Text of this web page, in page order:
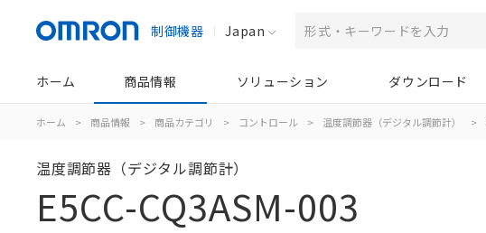
制御機器 Japan
ホーム 商品情報 ソリューション ダウンロード
ホーム > 商品情報 > 商品カテゴリ > コントロール > 温度調節器（デジタル調節計） >
温度調節器（デジタル調節計）
E5CC-CQ3ASM-003